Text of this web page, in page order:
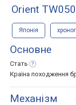
Orient
Японія
Основне
Стать
Країна походження
Механізм